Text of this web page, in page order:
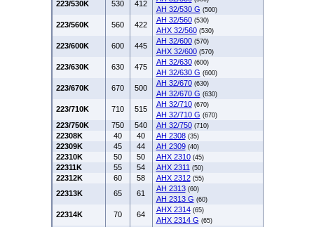
223/530K 530 412
AH 32/530 G (500)
223/560K 560 422
AH 32/560 (530)
AHX 32/560 (530)
223/600K 600 445
AH 32/600 (570)
AHX 32/600 (570)
223/630K 630 475
AH 32/630 (600)
AH 32/630 G (600)
223/670K 670 500
AH 32/670 (630)
AH 32/670 G (630)
223/710K 710 515
AH 32/710 (670)
AH 32/710 G (670)
223/750K 750 540 AH 32/750 (710)
22308K 40 40 AH 2308 (35)
22309K 45 44 AH 2309 (40)
22310K 50 50 AHX 2310 (45)
22311K 55 54 AHX 2311 (50)
22312K 60 58 AHX 2312 (55)
22313K 65 61
AH 2313 (60)
AH 2313 G (60)
22314K 70 64
AHX 2314 (65)
AHX 2314 G (65)